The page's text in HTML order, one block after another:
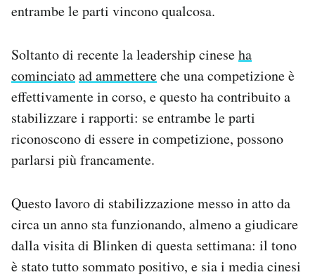
entrambe le parti vincono qualcosa.
Soltanto di recente la leadership cineseha
cominciatoad ammettereche una competizione è
effettivamente in corso, e questo ha contribuito a
stabilizzare i rapporti: se entrambe le parti
riconoscono di essere in competizione, possono
parlarsi più francamente.
Questo lavoro di stabilizzazione messo in atto da
circa un anno sta funzionando, almeno a giudicare
dalla visita di Blinken di questa settimana: il tono
è stato tutto sommato positivo, e sia i media cinesi